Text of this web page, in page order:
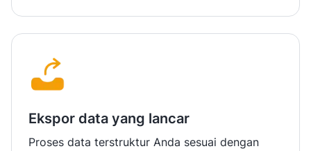
Ekspor data yang lancar
Proses data terstruktur Anda sesuai dengan